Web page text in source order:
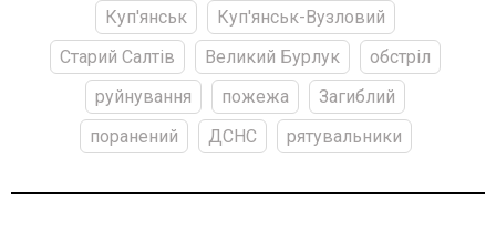
Куп'янськ
Куп'янськ-Вузловий
Старий Салтів
Великий Бурлук
обстріл
руйнування
пожежа
Загиблий
поранений
ДСНС рятувальники